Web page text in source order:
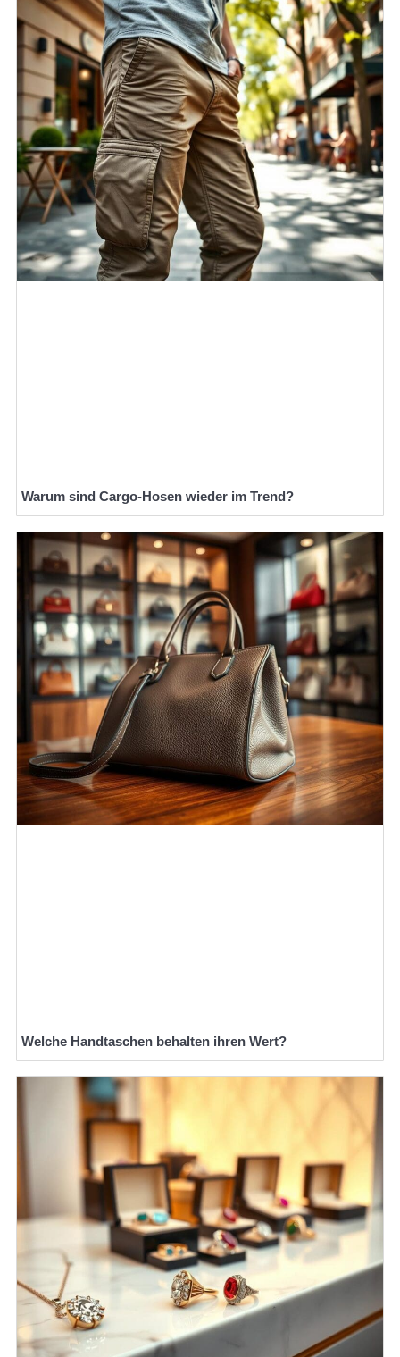
Warum sind Cargo-Hosen wieder im Trend?
Welche Handtaschen behalten ihren Wert?